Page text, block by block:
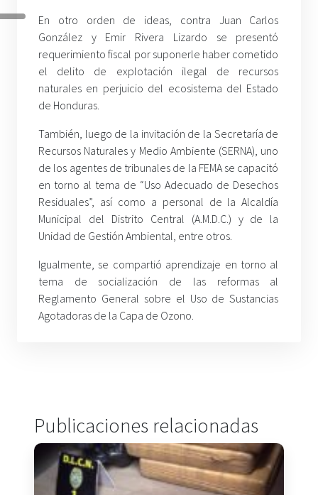
En otro orden de ideas, contra Juan Carlos
González y Emir Rivera Lizardo se presentó
requerimiento fiscal por suponerle haber cometido
el delito de explotación ilegal de recursos
naturales en perjuicio del ecosistema del Estado
de Honduras.
También, luego de la invitación de la Secretaría de
Recursos Naturales y Medio Ambiente (SERNA), uno
de los agentes de tribunales de la FEMA se capacitó
en torno al tema de “Uso Adecuado de Desechos
Residuales”, así como a personal de la Alcaldía
Municipal del Distrito Central (A.M.D.C.) y de la
Unidad de Gestión Ambiental, entre otros.
Igualmente, se compartió aprendizaje en torno al
tema de socialización de las reformas al
Reglamento General sobre el Uso de Sustancias
Agotadoras de la Capa de Ozono.
Publicaciones relacionadas